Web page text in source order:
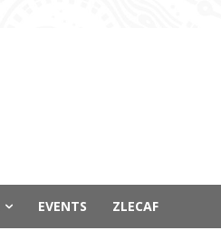
EVENTS ZLECAF